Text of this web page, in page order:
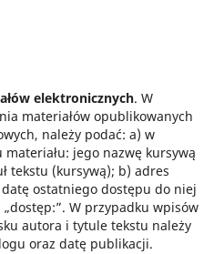
elektronicznych. W
materiałów opublikowanych
należy podać: a) w
jego nazwę kursywą
tekstu (kursywą); b) adres
ostatniego dostępu do niej
„dostęp:”. W przypadku wpisów
autora i tytule tekstu należy
oraz datę publikacji.